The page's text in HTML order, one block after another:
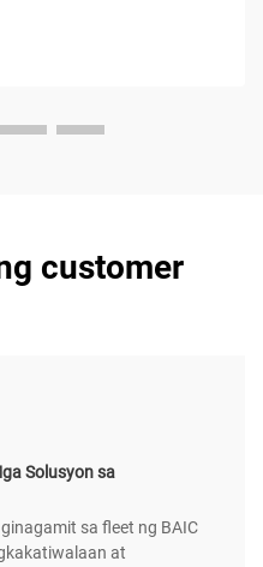
customer
Solusyon sa
sa fleet ng BAIC
at